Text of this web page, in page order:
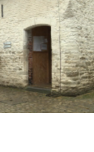
Cloître